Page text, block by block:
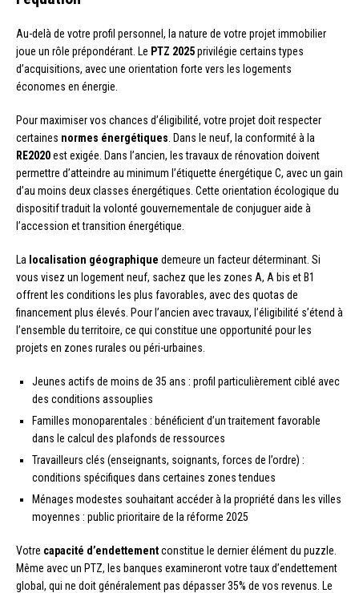
Au-delà de votre profil personnel, la nature de votre projet immobilier
joue un rôle prépondérant. Le PTZ 2025privilégie certains types
d’acquisitions, avec une orientation forte vers les logements
économes en énergie.
Pour maximiser vos chances d’éligibilité, votre projet doit respecter
certaines normes énergétiques . Dans le neuf, la conformité à la
RE2020est exigée. Dans l’ancien, les travaux de rénovation doivent
permettre d’atteindre au minimum l’étiquette énergétique C, avec un gain
d’au moins deux classes énergétiques. Cette orientation écologique du
dispositif traduit la volonté gouvernementale de conjuguer aide à
l’accession et transition énergétique.
La localisation géographique demeure un facteur déterminant. Si
vous visez un logement neuf, sachez que les zones A, A bis et B1
offrent les conditions les plus favorables, avec des quotas de
financement plus élevés. Pour l’ancien avec travaux, l’éligibilité s’étend à
l’ensemble du territoire, ce qui constitue une opportunité pour les
projets en zones rurales ou péri-urbaines.
Jeunes actifs de moins de 35 ans : profil particulièrement ciblé avec
des conditions assouplies
Familles monoparentales : bénéficient d’un traitement favorable
dans le calcul des plafonds de ressources
Travailleurs clés (enseignants, soignants, forces de l’ordre) :
conditions spécifiques dans certaines zones tendues
Ménages modestes souhaitant accéder à la propriété dans les villes
moyennes : public prioritaire de la réforme 2025
Votre capacité d’endettementconstitue le dernier élément du puzzle.
Même avec un PTZ, les banques examineront votre taux d’endettement
global, qui ne doit généralement pas dépasser 35% de vos revenus. Le